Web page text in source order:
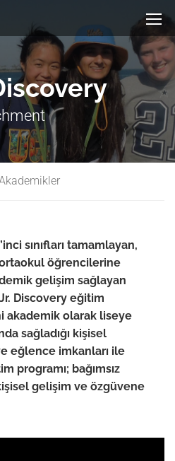
sınıfları tamamlayan,
ortaokul öğrencilerine
gelişim sağlayan
Discovery eğitim
akademik olarak liseye
sağladığı kişisel
eğlence imkanları ile
programı; bağımsız
gelişim ve özgüvene